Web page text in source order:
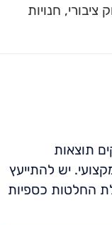
ציבורי, חנויות
תוצאות
יש להתייעץ
החלטות כספיות